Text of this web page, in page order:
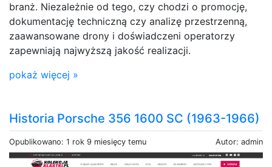
branż. Niezależnie od tego, czy chodzi o promocję,
dokumentację techniczną czy analizę przestrzenną,
zaawansowane drony i doświadczeni operatorzy
zapewniają najwyższą jakość realizacji.
pokaż więcej »
Historia Porsche 356 1600 SC (1963-1966)
Opublikowano: 1 rok 9 miesięcy temu Autor: admin